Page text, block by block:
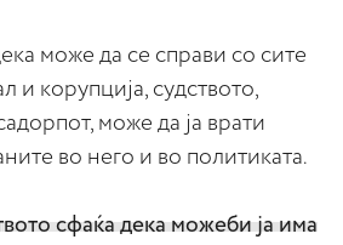
може да се справи со сите
и корупција, судството,
може да ја врати
во него и во политиката.
сфаќа дека можеби ја има